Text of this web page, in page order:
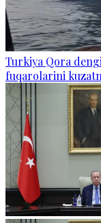
Turkiya Qora
fuqarolarini